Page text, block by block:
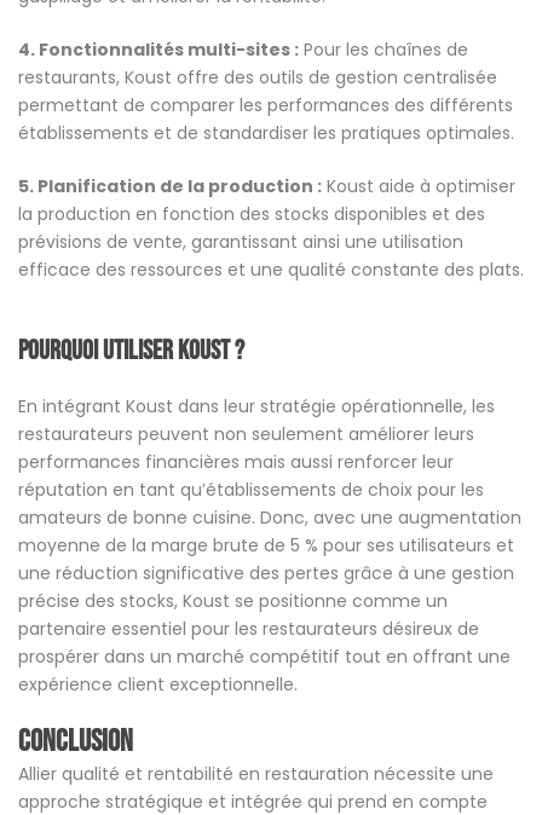
4. Fonctionnalités multi-sites : Pour les chaînes de
restaurants, Koust offre des outils de gestion centralisée
permettant de comparer les performances des différents
établissements et de standardiser les pratiques optimales.
5. Planification de la production : Koust aide à optimiser
la production en fonction des stocks disponibles et des
prévisions de vente, garantissant ainsi une utilisation
efficace des ressources et une qualité constante des plats.
Pourquoi utiliser koust ?
En intégrant Koust dans leur stratégie opérationnelle, les
restaurateurs peuvent non seulement améliorer leurs
performances financières mais aussi renforcer leur
réputation en tant qu’établissements de choix pour les
amateurs de bonne cuisine. Donc, avec une augmentation
moyenne de la marge brute de 5 % pour ses utilisateurs et
une réduction significative des pertes grâce à une gestion
précise des stocks, Koust se positionne comme un
partenaire essentiel pour les restaurateurs désireux de
prospérer dans un marché compétitif tout en offrant une
expérience client exceptionnelle.
Conclusion
Allier qualité et rentabilité en restauration nécessite une
approche stratégique et intégrée qui prend en compte